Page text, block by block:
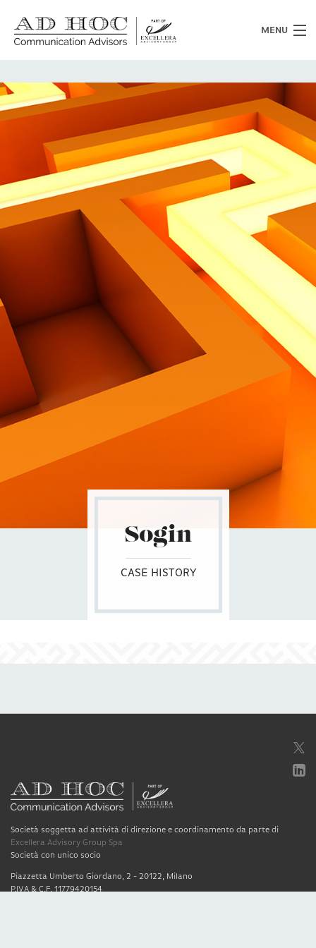
MENU
Chi siamo
Cosa facciamo
News
Clienti
Heritage
Lavora con noi
Contatti
Sogin
CASE HISTORY
Società soggetta ad attività di direzione e coordinamento da parte di
Excellera Advisory Group Spa
Società con unico socio
Piazzetta Umberto Giordano, 2 - 20122, Milano
P.IVA & C.F. 11779420154